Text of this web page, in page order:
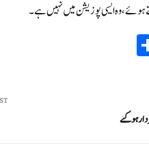
ہوئے، وہ ایسی پوزیشن میں نہیں ہے۔
ہو گئے